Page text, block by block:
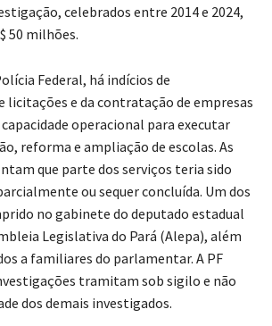
celebrados entre 2014 e 2024,
50 milhões.
Federal, há indícios de
licitações e da contratação de empresas
operacional para executar
reforma e ampliação de escolas. As
que parte dos serviços teria sido
ou sequer concluída. Um dos
no gabinete do deputado estadual
Legislativa do Pará (Alepa), além
a familiares do parlamentar. A PF
tramitam sob sigilo e não
dos demais investigados.